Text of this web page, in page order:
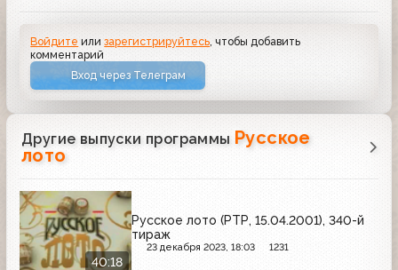
Войдите илизарегистрируйтесь , чтобы добавить
комментарий
Вход через Телеграм
Другие выпуски программы Русское
лото
40:18
Русское лото (РТР, 15.04.2001), 340-й
тираж
23 декабря 2023, 18:03 1231